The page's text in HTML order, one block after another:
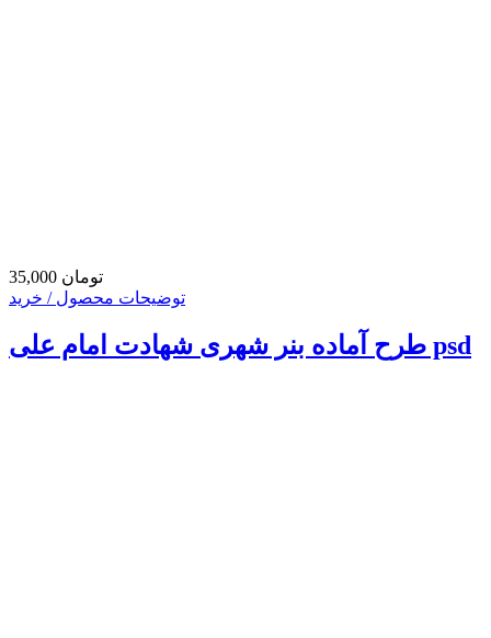
35,000 تومان
توضیحات محصول / خرید
طرح آماده بنر شهری شهادت امام علی psd